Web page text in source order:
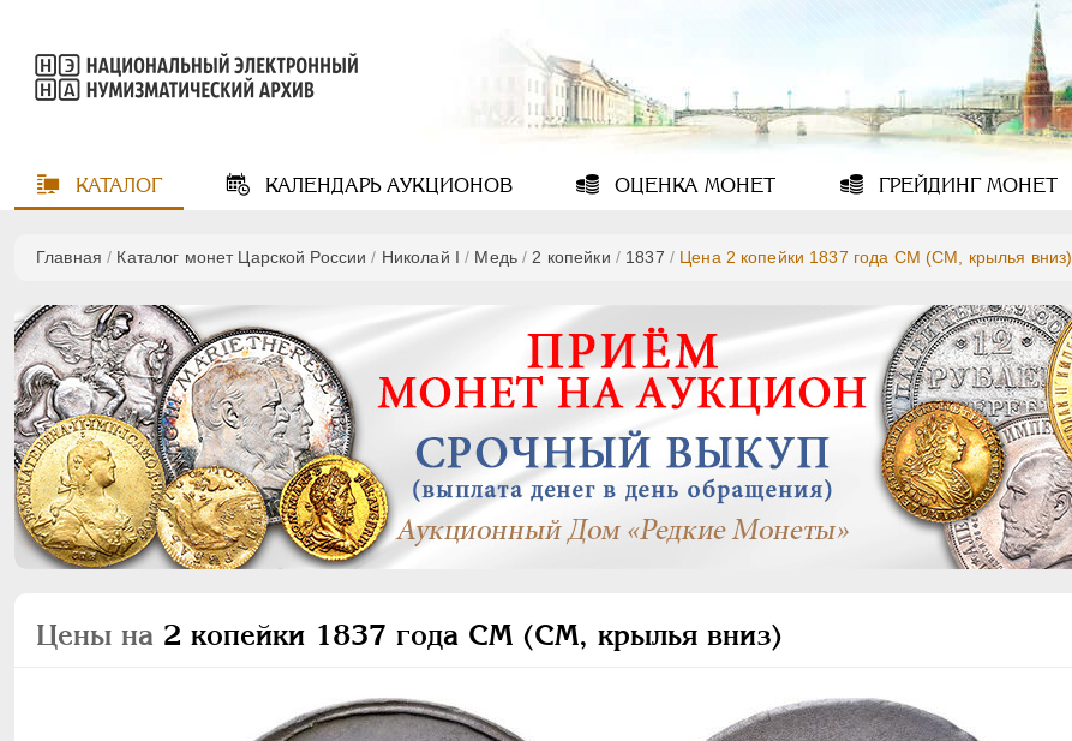
КАТАЛОГ КАЛЕНДАРЬАУКЦИОНОВ ОЦЕНКА МОНЕТ ГРЕЙДИНГМОНЕТ
Главная / Каталог монет Царской России / Николай I / Медь / 2 копейки / 1837 / Цена 2 копейки 1837 года СМ (СМ, крылья вниз)
Цены на 2 копейки 1837 года СМ (СМ, крылья вниз)